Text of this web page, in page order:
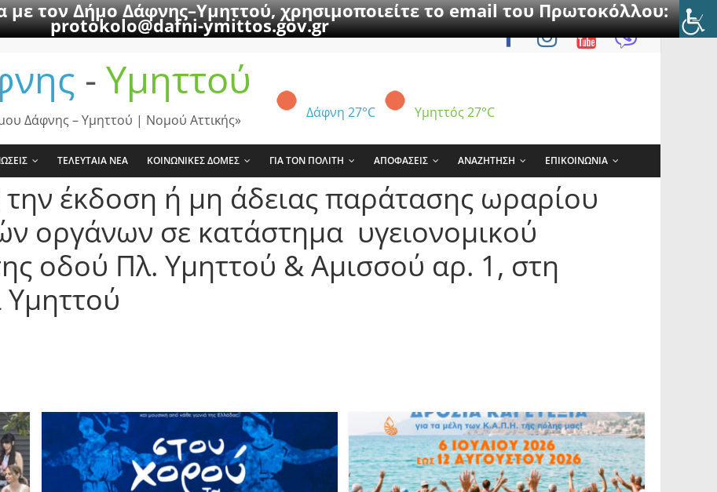
με τον Δήμο Δάφνης–Υμηττού, χρησιμοποιείτε το email του Πρωτοκόλλου:
protokolo@dafni-ymittos.gov.gr
- Υμηττού
Δάφνη 27°C Υμηττός 27°C
Δάφνης – Υμηττού | Νομού Αττικής»
ΤΕΛΕΥΤΑΙΑ ΝΕΑ ΚΟΙΝΩΝΙΚΕΣ ΔΟΜΕΣ ΓΙΑ ΤΟΝ ΠΟΛΙΤΗ ΑΠΟΦΑΣΕΙΣ ΑΝΑΖΗΤΗΣΗ ΕΠΙΚΟΙΝΩΝΙΑ
έκδοση ή μη άδειας παράτασης ωραρίου
οργάνων σε κατάστημα υγειονομικού
οδού Πλ. Υμηττού & Αμισσού αρ. 1, στη
Υμηττού